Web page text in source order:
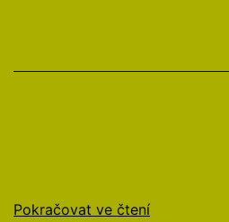
2025
Pokračovat ve čteníProgram